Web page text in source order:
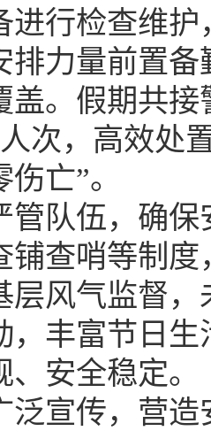
进行检查维
排力量前置
盖。假期共
次，高效处
亡”。
伍，确保
铺查哨等制
层风气监督
，丰富节日
、安全稳定。
传，营造安